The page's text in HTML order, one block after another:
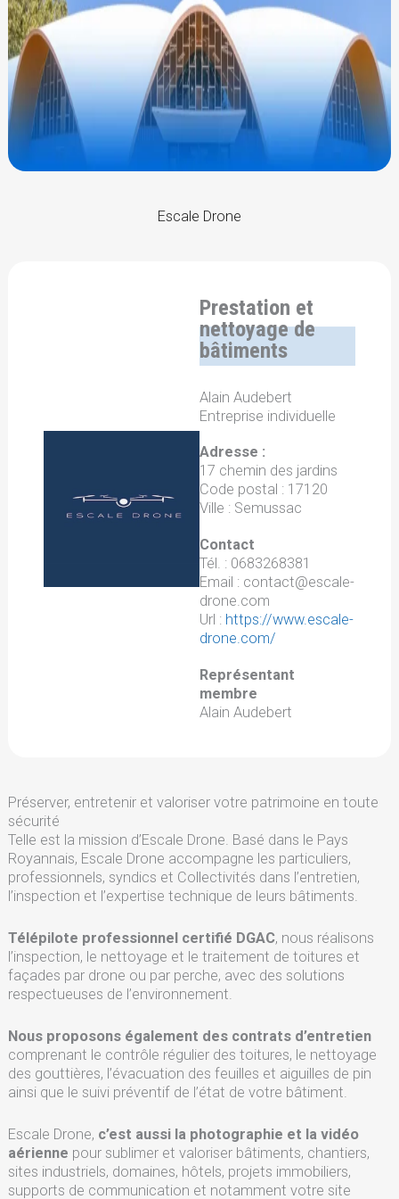
Escale Drone
Prestation et
nettoyage de
bâtiments
Alain Audebert
Entreprise individuelle
Adresse :
17 chemin des jardins
Code postal : 17120
Ville : Semussac
Contact
Tél. : 0683268381
Email : contact@escale-
drone.com
Url : https://www.escale-
drone.com/
Représentant
membre
Alain Audebert
Préserver, entretenir et valoriser votre patrimoine en toute
sécurité
Telle est la mission d’Escale Drone. Basé dans le Pays
Royannais, Escale Drone accompagne les particuliers,
professionnels, syndics et Collectivités dans l’entretien,
l’inspection et l’expertise technique de leurs bâtiments.
Télépilote professionnel certifié DGAC, nous réalisons
l’inspection, le nettoyage et le traitement de toitures et
façades par drone ou par perche, avec des solutions
respectueuses de l’environnement.
Nous proposons également des contrats d’entretien
comprenant le contrôle régulier des toitures, le nettoyage
des gouttières, l’évacuation des feuilles et aiguilles de pin
ainsi que le suivi préventif de l’état de votre bâtiment.
Escale Drone, c’est aussi la photographie et la vidéo
aérienne pour sublimer et valoriser bâtiments, chantiers,
sites industriels, domaines, hôtels, projets immobiliers,
supports de communication et notamment votre site